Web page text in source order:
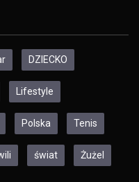
DZIECKO
Lifestyle
Polska Tenis
świat Żużel